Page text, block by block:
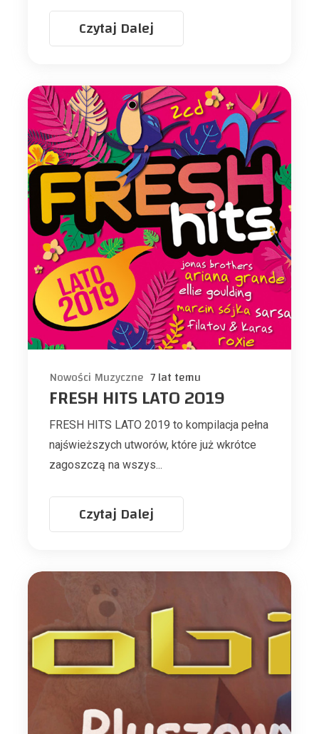
Czytaj Dalej
Nowości Muzyczne 7 lat temu
FRESH HITS LATO 2019
FRESH HITS LATO 2019 to kompilacja pełna
najświeższych utworów, które już wkrótce
zagoszczą na wszys...
Czytaj Dalej